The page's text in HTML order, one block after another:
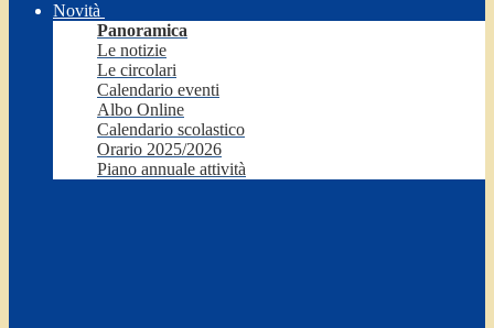
Novità
Panoramica
Le notizie
Le circolari
Calendario eventi
Albo Online
Calendario scolastico
Orario 2025/2026
Piano annuale attività